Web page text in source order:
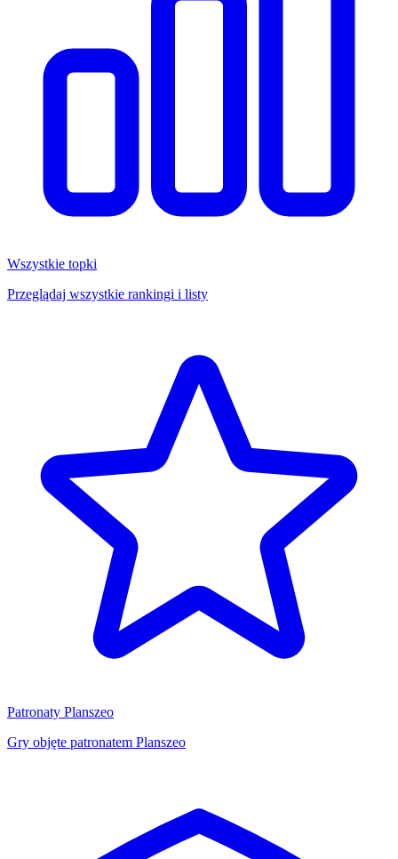
Wszystkie topki
Przeglądaj wszystkie rankingi i listy
Patronaty Planszeo
Gry objęte patronatem Planszeo